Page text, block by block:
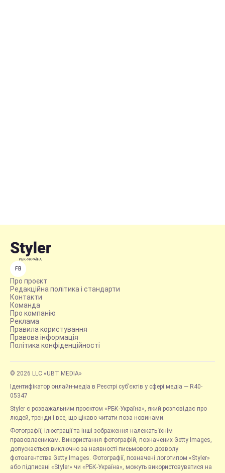
FB
Про проєкт
Редакційна політика і стандарти
Контакти
Команда
Про компанію
Реклама
Правила користування
Правова інформація
Політика конфіденційності
© 2026 LLC «UBT MEDIA»
Ідентифікатор онлайн-медіа в Реєстрі суб’єктів у сфері медіа — R40-
05347
Styler є розважальним проєктом «РБК-Україна», який розповідає про
людей, тренди і все, що цікаво читати поза новинами.
Фотографії, ілюстрації та інші зображення належать їхнім
правовласникам. Використання фотографій, позначених Getty Images,
допускається виключно за наявності письмового дозволу
фотоагентства Getty Images. Фотографії, позначені логотипом «Styler»
або підписані «Styler» чи «РБК-Україна», можуть використовуватися на